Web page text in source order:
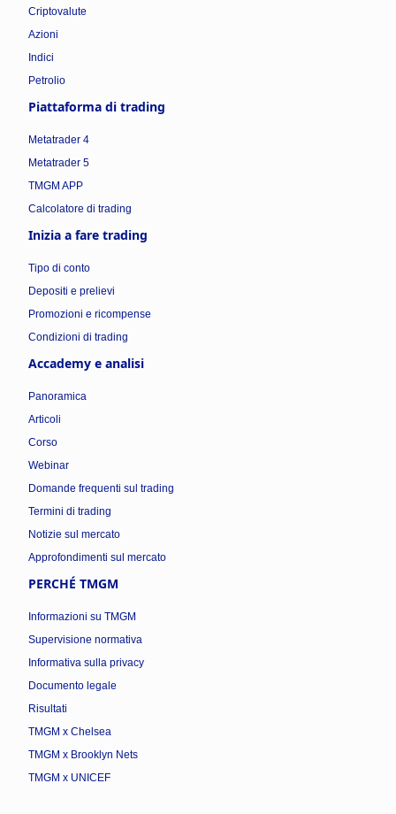
Criptovalute
Azioni
Indici
Petrolio
Piattaforma di trading
Metatrader 4
Metatrader 5
TMGM APP
Calcolatore di trading
Inizia a fare trading
Tipo di conto
Depositi e prelievi
Promozioni e ricompense
Condizioni di trading
Accademy e analisi
Panoramica
Articoli
Corso
Webinar
Domande frequenti sul trading
Termini di trading
Notizie sul mercato
Approfondimenti sul mercato
PERCHÉ TMGM
Informazioni su TMGM
Supervisione normativa
Informativa sulla privacy
Documento legale
Risultati
TMGM x Chelsea
TMGM x Brooklyn Nets
TMGM x UNICEF